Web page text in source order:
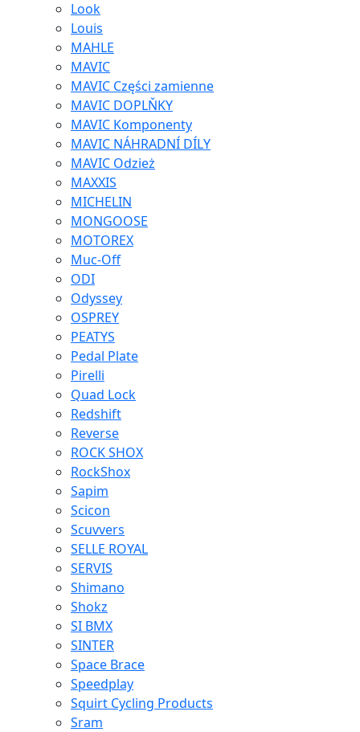
Look
Louis
MAHLE
MAVIC
MAVIC Części zamienne
MAVIC DOPLŇKY
MAVIC Komponenty
MAVIC NÁHRADNÍ DÍLY
MAVIC Odzież
MAXXIS
MICHELIN
MONGOOSE
MOTOREX
Muc-Off
ODI
Odyssey
OSPREY
PEATYS
Pedal Plate
Pirelli
Quad Lock
Redshift
Reverse
ROCK SHOX
RockShox
Sapim
Scicon
Scuvvers
SELLE ROYAL
SERVIS
Shimano
Shokz
SI BMX
SINTER
Space Brace
Speedplay
Squirt Cycling Products
Sram